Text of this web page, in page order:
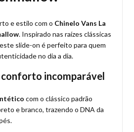
e estilo com o Chinelo Vans La
. Inspirado nas raízes clássicas
slide-on é perfeito para quem
no dia a dia.
conforto incomparável
com o clássico padrão
e branco, trazendo o DNA da